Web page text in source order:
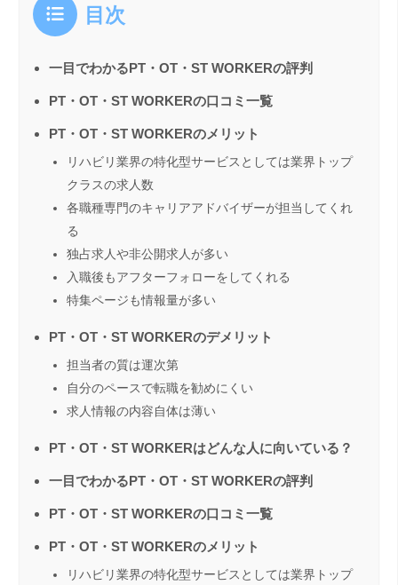
目次
一目でわかるPT・OT・ST WORKERの評判
PT・OT・ST WORKERの口コミ一覧
PT・OT・ST WORKERのメリット
リハビリ業界の特化型サービスとしては業界トップ
クラスの求人数
各職種専門のキャリアアドバイザーが担当してくれ
る
独占求人や非公開求人が多い
入職後もアフターフォローをしてくれる
特集ページも情報量が多い
PT・OT・ST WORKERのデメリット
担当者の質は運次第
自分のペースで転職を勧めにくい
求人情報の内容自体は薄い
PT・OT・ST WORKERはどんな人に向いている？
一目でわかるPT・OT・ST WORKERの評判
PT・OT・ST WORKERの口コミ一覧
PT・OT・ST WORKERのメリット
リハビリ業界の特化型サービスとしては業界トップ